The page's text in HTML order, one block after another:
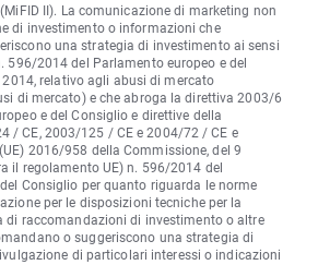
II). La comunicazione di marketing non
di investimento o informazioni che
una strategia di investimento ai sensi
596/2014 del Parlamento europeo e del
relativo agli abusi di mercato
di mercato) e che abroga la direttiva 2003/6
e del Consiglio e direttive della
/ CE, 2003/125 / CE e 2004/72 / CE e
2016/958 della Commissione, del 9
il regolamento UE) n. 596/2014 del
Consiglio per quanto riguarda le norme
per le disposizioni tecniche per la
di raccomandazioni di investimento o altre
o suggeriscono una strategia di
di particolari interessi o indicazioni